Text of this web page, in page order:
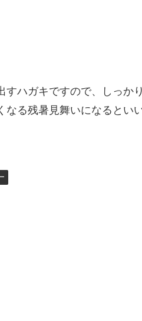
すハガキですので、しっか
なる残暑見舞いになるとい